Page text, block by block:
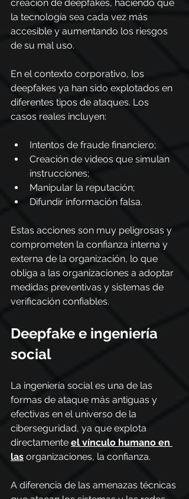
creación de deepfakes, haciendo que
la tecnología sea cada vez más
accesible y aumentando los riesgos
de su mal uso.
En el contexto corporativo, los
deepfakes ya han sido explotados en
diferentes tipos de ataques. Los
casos reales incluyen:
Intentos de fraude financiero;
Creación de videos que simulan
instrucciones;
Manipular la reputación;
Difundir información falsa.
Estas acciones son muy peligrosas y
comprometen la confianza interna y
externa de la organización, lo que
obliga a las organizaciones a adoptar
medidas preventivas y sistemas de
verificación confiables.
Deepfake e ingeniería
social
La ingeniería social es una de las
formas de ataque más antiguas y
efectivas en el universo de la
ciberseguridad, ya que explota
directamente el vínculo humano en
las organizaciones, la confianza.
A diferencia de las amenazas técnicas